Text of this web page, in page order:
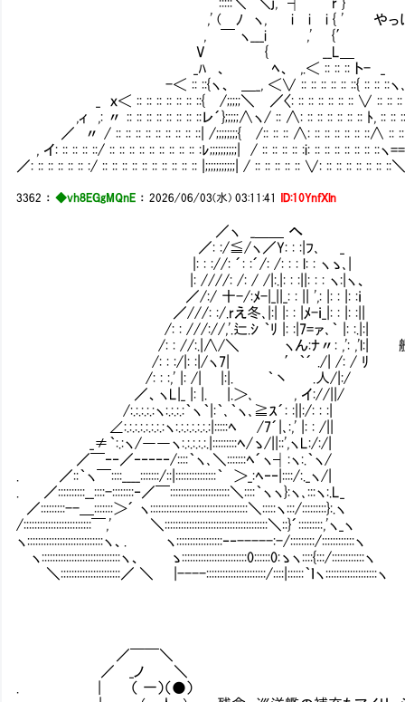
,' ( ﾉ ヽ, i i i { ' やっぱり、1年遅いと
, ￣ ヽ___i ,' {′
V { __L＿
_ﾊ 、 ﾍ、 ,.＜ :: :: :: ト- _
-＜ :: ::{ヽ、 ＿_, ＜∨ :: :: :: :: :: ::{ :: :: ::ヽ
_ ｘ＜ :: :: :: :: :: :: ::{ /;;;;;＼ ／〈: :: :: :: :: :: :: ∨ :: :: ::
,ィ ,: 〃 :: :: :: :: :: :: :: ::レ´};;;;;∧ヽ/ :: ∧: :: :: :: :: :: :: ﾄ, :: :: ::
／ 〃 / :: :: :: :: :: :: :: :: ::| /;;;;;;;;{ /:: :: :: ∧: :: :: :: :: :: ::∧ :: ::
, イ: :: :: :: ::/ :: :: :: :: :: :: :: :: :: :ﾚ;;;;;;;;;;| / :: :: :: :: :i: :: :: :: :: :: :: ::ヽ
／: :: :: :: :: :: :/ :: :: :: :: :: :: :: :: :: :: |;;;;;;;;;;;| / :: :: :: :: :: ∨: :: :: :: :: :: :: ::
3362 ：◆vh8EGgMQnE ：2026/06/03(水) 03:11:41 ID:10YnfXln
／ヽ _＿＿ へ
／: :/≦/ヽ／Y: : :|ﾌ､ _
|: : ://: ´: :´/: /: : : l: : ヽゝ､|
|: ////: /: / /|:.|: : :||: : : ヽ:|ヽ、
／/:/ 十-/:ﾒ-|_||_: : || ',: |: : |: :ｉ
／///: :/.rえ冬､|:| |: : |ﾒ-ｉ_|: : |: :||
/: : ///://,'.辷.ｼ ｀ﾘ |: :|7=ァ､｀ |: :.|:|
/: : //:.|∧/＼ ヽん:ﾅ〃: ,': ,'l:| 艦艇の建
/: : :/|: :|/ヽ7| ′｀´ ./| /: / ﾘ
/: : :,' |: /| |:|. ｀丶 .人/|:/
／、ヽL|_ |: |. |.＞､ , イ://||/
/:.:.:.:.:ヽ:.:.:.:｀ヽ｀|:｀､｀ヽ､≧ｽ´: :||:/: : :|
∠:.:.:.:.:.:.:.:ヽ:.:.:.:.:.:.:|:::::ﾍ /7´|､:,' |: : /||
_≠｀:.:ヽ/――ヽ:.:.:.:.:.|:::::::::ﾍ/ゝ/||::',ヽL:/:/|
／￣‐‐／‐‐‐‐‐/::::｀ヽ､＼:::::::ﾍ´ヽ┤:ヽ:.｀ヽ/
. ／::｀ヽ￣::::____:::::::/::|:::::::::::::::｀ ＞_:ﾍ‐‐|::::/:._ヽ/|
. ／::::::::::__::::-::::::::‐／￣::::::::::::::::::::::＼::::｀ヽヽ}:ヽ､:::ヽ:.L_
／:::::::::--＿:::::::＞´ ヽ::::::::::::::::::::::::::::::::::::＼:::::ヽ:::/:::::::::}:.ヽ
/:::::::::::::::::::::::::￣,' ＼::::::::::::::::::::::::::::::::::::::＼::}´:::::::::,'ヽ_ヽ
ヽ::::::::::::::::::::::::::::ヽ、. ヽ:::::::::::::::::‐‐-----:-/:::::::::/::::::::::::ヽ
ヽ:::::::::::::::::::::::::::::ヽ、 ゝ::::::::::::::::::::::::0::::::0:ゝヽ::::{:::/::::::::::::ヽ
＼::::::::::::::::::::::／ ＼ |----::::::::::::::::::::::/::::|::::::｀ｌヽ:::::::::::::::::::ヽ
／￣￣＼
／ _ノ ＼
. | （ 一）（●）